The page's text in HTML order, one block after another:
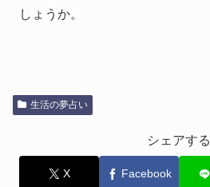
しょうか。
生活の夢占い
シェアする
X Facebook